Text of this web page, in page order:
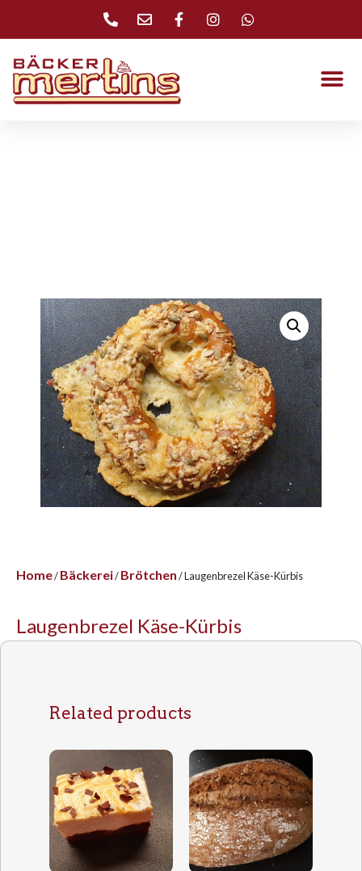
Home/Bäckerei/Brötchen/ Laugenbrezel Käse-Kürbis
Laugenbrezel Käse-Kürbis
Related products